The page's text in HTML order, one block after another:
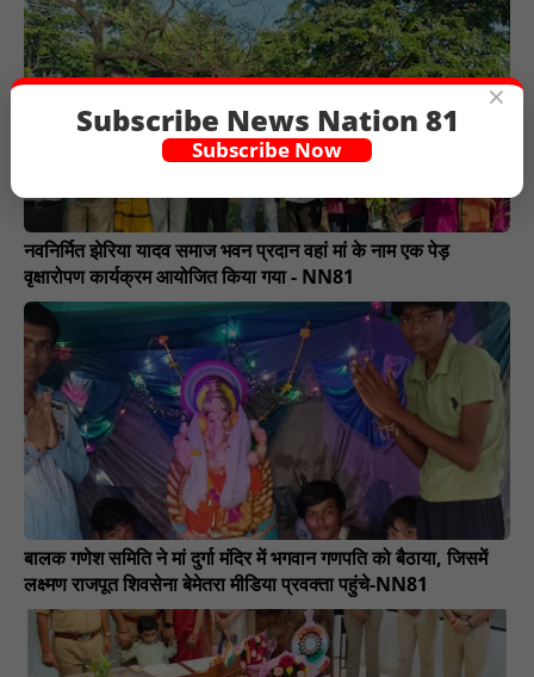
नवनिर्मित झेरिया यादव समाज भवन प्रदान वहां मां के नाम एक पेड़
वृक्षारोपण कार्यक्रम आयोजित किया गया - NN81
बालक गणेश समिति ने मां दुर्गा मंदिर में भगवान गणपति को बैठाया, जिसमें
लक्ष्मण राजपूत शिवसेना बेमेतरा मीडिया प्रवक्ता पहुंचे-NN81
×
Subscribe News Nation 81
Subscribe Now